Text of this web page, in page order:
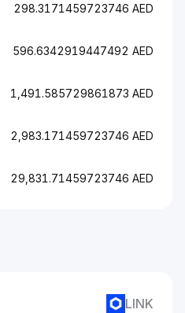
298.3171459723746 AED
596.6342919447492 AED
1,491.585729861873 AED
2,983.171459723746 AED
29,831.71459723746 AED
LINK